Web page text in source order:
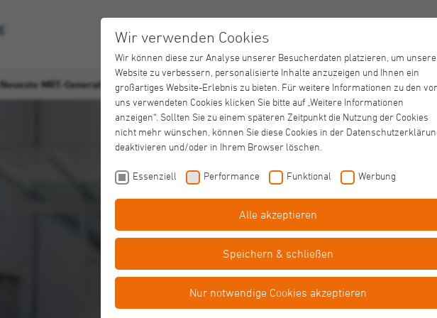
Neueste MRT-Generation für mehr Patientenwohl und bessere Bilder
Aktuelle News
Krankenhaus Neuwerk
Wir verwenden Cookies
Wir können diese zur Analyse unserer Besucherdaten platzieren, um unsere
Website zu verbessern, personalisierte Inhalte anzuzeigen und Ihnen ein
großartiges Website-Erlebnis zu bieten. Für weitere Informationen zu den
uns verwendeten Cookies klicken Sie bitte auf „Weitere Informationen
anzeigen“. Sollten Sie zu einem späteren Zeitpunkt die Nutzung der Cookies
nicht mehr wünschen, können Sie diese Cookies in der
deaktivieren und/oder in Ihrem Browser löschen.
Essenziell Performance Funktional Werbung
Alle akzeptieren
Speichern & schließen
Nur notwendige Cookies akzeptieren